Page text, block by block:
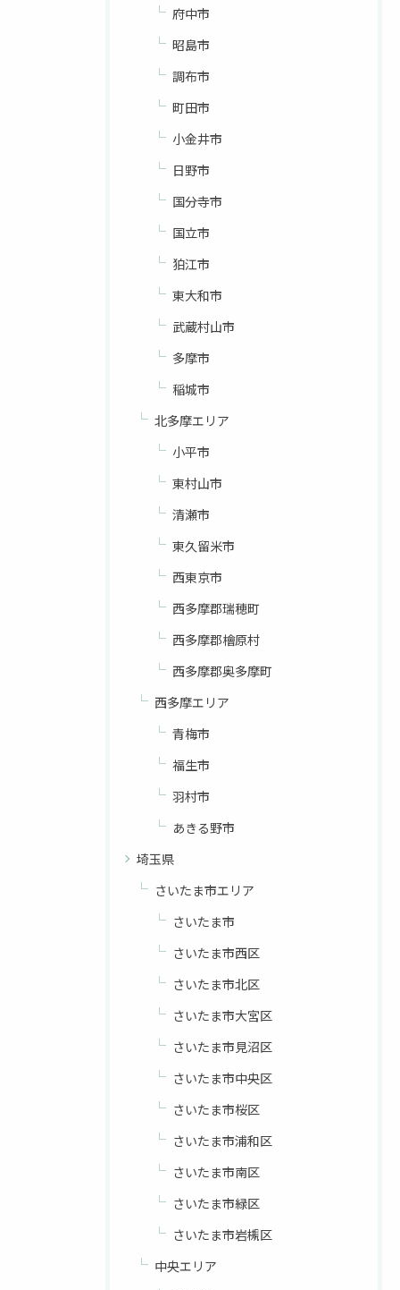
府中市
昭島市
調布市
町田市
小金井市
日野市
国分寺市
国立市
狛江市
東大和市
武蔵村山市
多摩市
稲城市
北多摩エリア
小平市
東村山市
清瀬市
東久留米市
西東京市
西多摩郡瑞穂町
西多摩郡檜原村
西多摩郡奥多摩町
西多摩エリア
青梅市
福生市
羽村市
あきる野市
埼玉県
さいたま市エリア
さいたま市
さいたま市西区
さいたま市北区
さいたま市大宮区
さいたま市見沼区
さいたま市中央区
さいたま市桜区
さいたま市浦和区
さいたま市南区
さいたま市緑区
さいたま市岩槻区
中央エリア